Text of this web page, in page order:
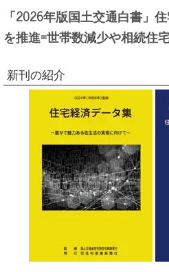
「2026年版国土交通白書」
を推進=世帯数減少や相続住
新刊の紹介